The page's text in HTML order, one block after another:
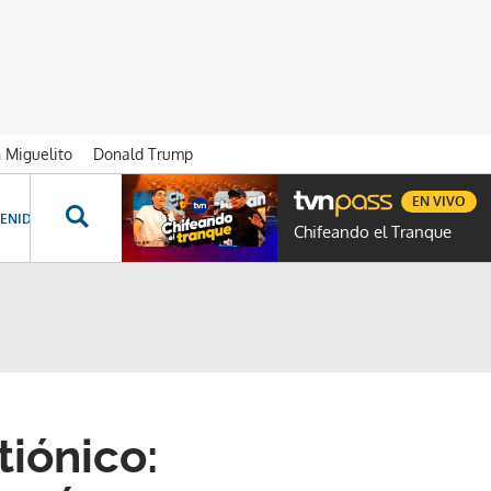
Miguelito Donald Trump
ESPECIALES NOVELAS PROGRAMAS GENTE TVN
Chifeando el Tranque
EN VIVO